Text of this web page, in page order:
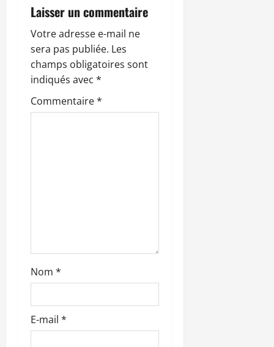
i
o
n
d
’
c
l
Laisser un commentaire
Votre adresse e-mail ne
sera pas publiée. Les
champs obligatoires sont
indiqués avec *
Commentaire*
Nom *
E-mail *